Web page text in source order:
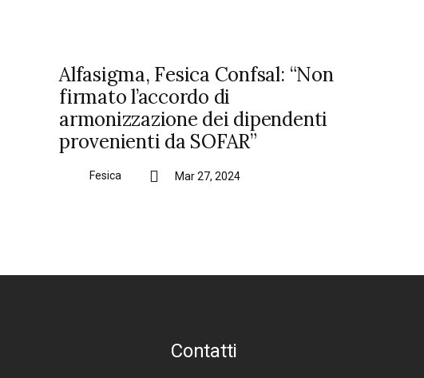
Alfasigma, Fesica Confsal: “Non
firmato l’accordo di
armonizzazione dei dipendenti
provenienti da SOFAR”
Fesica Mar 27, 2024
Contatti